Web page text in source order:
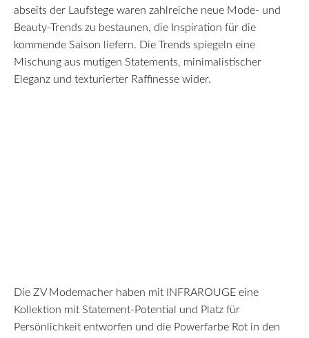
abseits der Laufstege waren zahlreiche neue Mode- und
Beauty-Trends zu bestaunen, die Inspiration für die
kommende Saison liefern. Die Trends spiegeln eine
Mischung aus mutigen Statements, minimalistischer
Eleganz und texturierter Raffinesse wider.
Die ZV Modemacher haben mit INFRAROUGE eine
Kollektion mit Statement-Potential und Platz für
Persönlichkeit entworfen und die Powerfarbe Rot in den